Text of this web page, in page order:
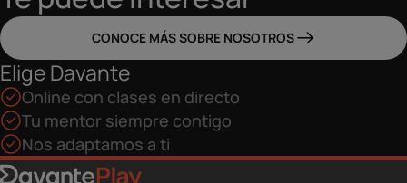
CONOCE MÁS SOBRE NOSOTROS
Elige Davante
Online con clases en directo
Tu mentor siempre contigo
Nos adaptamos a ti